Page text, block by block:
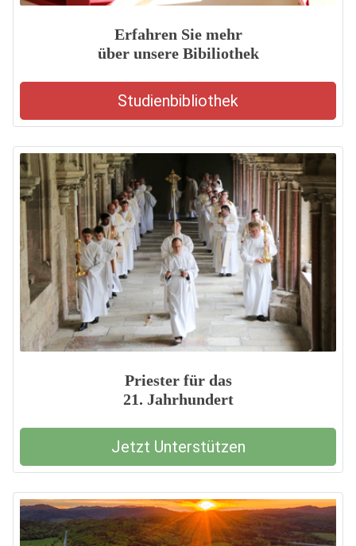
Erfahren Sie mehr
über unsere Bibiliothek
Studienbibliothek
Priester für das
21. Jahrhundert
Jetzt Unterstützen